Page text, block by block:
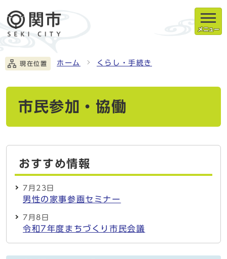
メニュー
現在位置 ホーム くらし・手続き
市民参加・協働
おすすめ情報
7月23日
男性の家事参画セミナー
7月8日
令和7年度まちづくり市民会議